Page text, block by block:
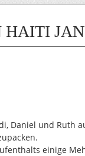
HAITI
Daniel und Ruth
einige